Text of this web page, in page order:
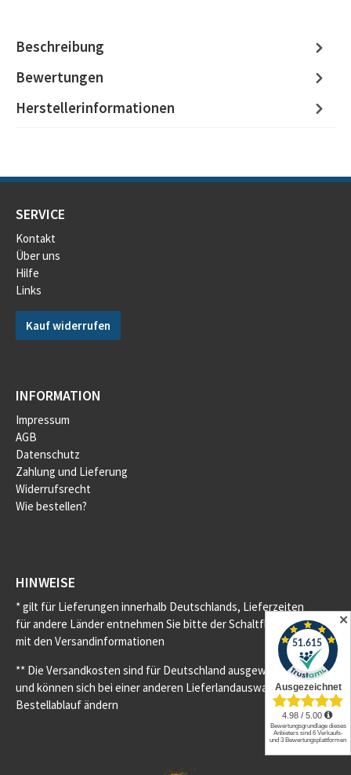
Beschreibung
Bewertungen
Herstellerinformationen
SERVICE
Kontakt
Über uns
Hilfe
Links
Kauf widerrufen
INFORMATION
Impressum
AGB
Datenschutz
Zahlung und Lieferung
Widerrufsrecht
Wie bestellen?
HINWEISE
* gilt für Lieferungen innerhalb Deutschlands, Lieferzeiten
für andere Länder entnehmen Sie bitte der Schaltfläche
mit den Versandinformationen
** Die Versandkosten sind für Deutschland ausgewiesen
und können sich bei einer anderen Lieferlandauswahl im
Bestellablauf ändern
✕